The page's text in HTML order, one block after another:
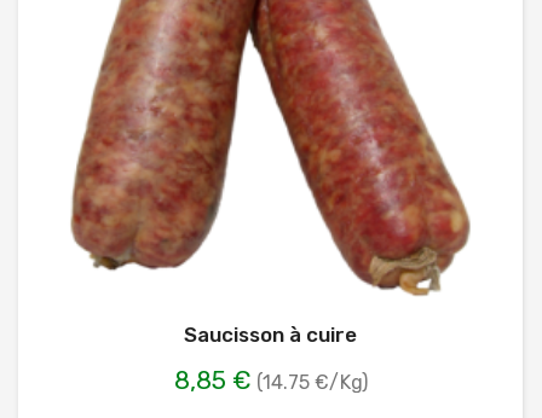
Saucisson à cuire
8,85 € (14.75 €/Kg)